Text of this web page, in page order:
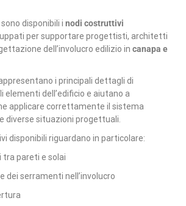
disponibili i nodi costruttivi
per supportare progettisti, architetti
dell’involucro edilizio in canapa e
i principali dettagli di
elementi dell’edificio e aiutano a
applicare correttamente il sistema
diverse situazioni progettuali.
disponibili riguardano in particolare:
tra pareti e solai
dei serramenti nell’involucro